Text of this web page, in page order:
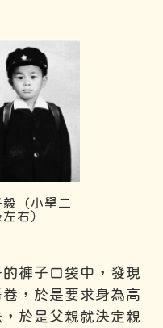
毅（小學二
右）
褲子口袋中，發現
，於是要求身為高
於是父親就決定親